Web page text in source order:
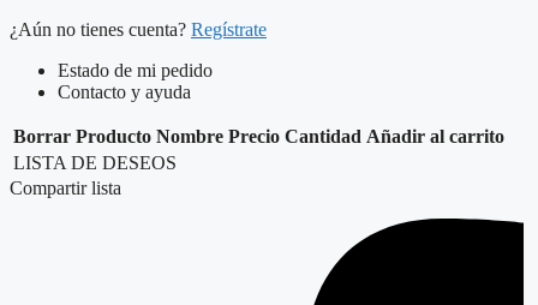
¿Aún no tienes cuenta? Regístrate
Estado de mi pedido
Contacto y ayuda
Borrar Producto Nombre Precio Cantidad Añadir al carrito
LISTA DE DESEOS
Compartir lista